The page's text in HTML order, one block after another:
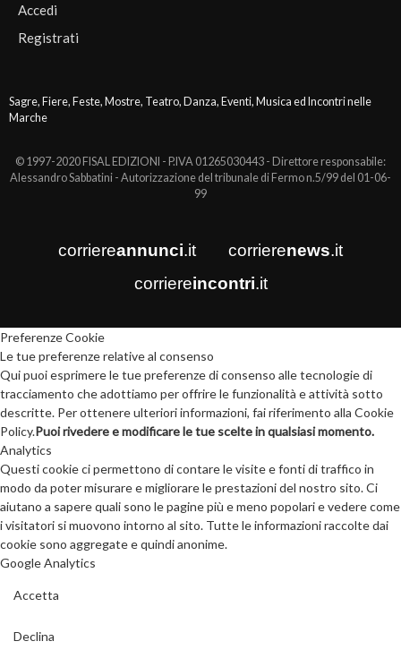
Accedi
Registrati
Sagre, Fiere, Feste, Mostre, Teatro, Danza, Eventi, Musica ed Incontri nelle
Marche
© 1997-2020 FISAL EDIZIONI - P.IVA 01265030443 - Direttore responsabile:
Alessandro Sabbatini - Autorizzazione del tribunale di Fermo n.5/99 del 01-06-
99
corriereannunci.it corrierenews.it
corriereincontri.it
Preferenze Cookie
Le tue preferenze relative al consenso
Qui puoi esprimere le tue preferenze di consenso alle tecnologie di
tracciamento che adottiamo per offrire le funzionalità e attività sotto
descritte. Per ottenere ulteriori informazioni, fai riferimento alla Cookie
Policy.Puoi rivedere e modificare le tue scelte in qualsiasi momento.
Analytics
Questi cookie ci permettono di contare le visite e fonti di traffico in
modo da poter misurare e migliorare le prestazioni del nostro sito. Ci
aiutano a sapere quali sono le pagine più e meno popolari e vedere come
i visitatori si muovono intorno al sito. Tutte le informazioni raccolte dai
cookie sono aggregate e quindi anonime.
Google Analytics
Accetta
Declina